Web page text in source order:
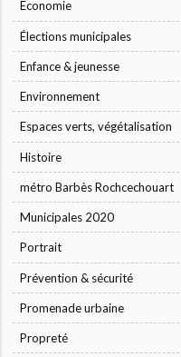
Economie
Élections municipales
Enfance & jeunesse
Environnement
Espaces verts, végétalisation
Histoire
métro Barbès Rochcechouart
Municipales 2020
Portrait
Prévention & sécurité
Promenade urbaine
Propreté